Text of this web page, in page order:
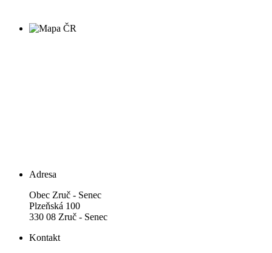
Adresa
Obec Zruč - Senec
Plzeňská 100
330 08 Zruč - Senec
Kontakt